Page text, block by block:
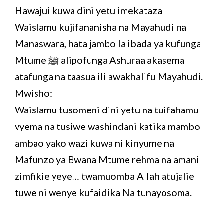
Hawajui kuwa dini yetu imekataza
Waislamu kujifananisha na Mayahudi na
Manaswara, hata jambo la ibada ya kufunga
Mtume ﷺ alipofunga Ashuraa akasema
atafunga na taasua ili awakhalifu Mayahudi.
Mwisho:
Waislamu tusomeni dini yetu na tuifahamu
vyema na tusiwe washindani katika mambo
ambao yako wazi kuwa ni kinyume na
Mafunzo ya Bwana Mtume rehma na amani
zimfikie yeye… twamuomba Allah atujalie
tuwe ni wenye kufaidika Na tunayosoma.